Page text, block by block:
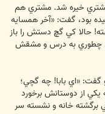
خيره شد. مشتري هم
بود، گفت: «آخر همسايه
حالا كي گچ دستش را باز
چطوري به درس و مشقش
گفت: «اي بابا! چه گچي؛
از دوستانش برخورد
برگشته خانه و نشسته سر